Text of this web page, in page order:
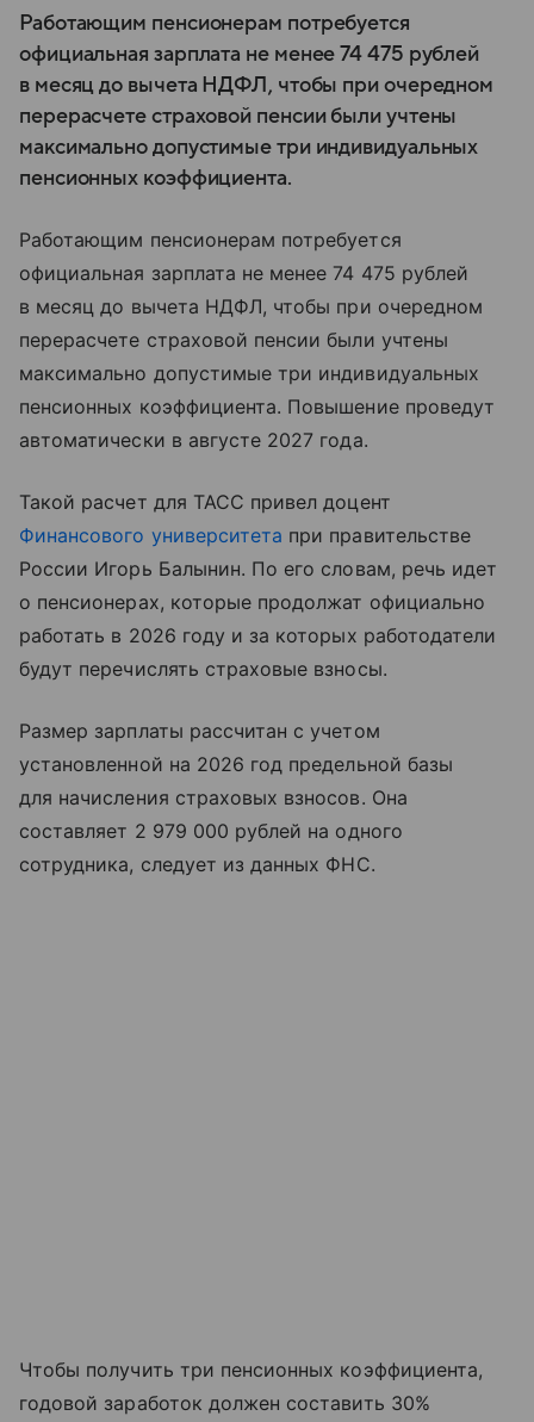
Работающим пенсионерам потребуется
официальная зарплата не менее 74 475 рублей
в месяц до вычета НДФЛ, чтобы при очередном
перерасчете страховой пенсии были учтены
максимально допустимые три индивидуальных
пенсионных коэффициента.
Работающим пенсионерам потребуется
официальная зарплата не менее 74 475 рублей
в месяц до вычета НДФЛ, чтобы при очередном
перерасчете страховой пенсии были учтены
максимально допустимые три индивидуальных
пенсионных коэффициента. Повышение проведут
автоматически в августе 2027 года.
Такой расчет для ТАСС привел доцент
Финансового университета при правительстве
России Игорь Балынин. По его словам, речь идет
о пенсионерах, которые продолжат официально
работать в 2026 году и за которых работодатели
будут перечислять страховые взносы.
Размер зарплаты рассчитан с учетом
установленной на 2026 год предельной базы
для начисления страховых взносов. Она
составляет 2 979 000 рублей на одного
сотрудника, следует из данных ФНС.
Чтобы получить три пенсионных коэффициента,
годовой заработок должен составить 30%